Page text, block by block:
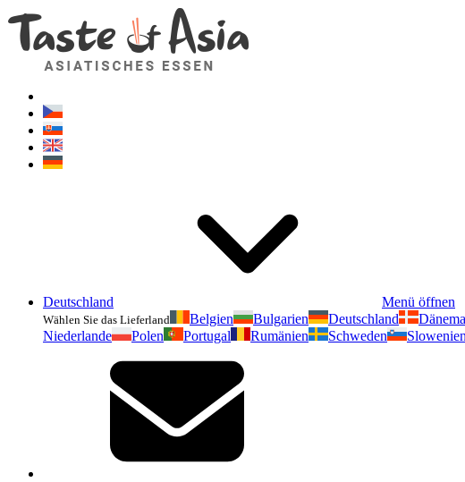
Deutschland Menü öffnen
Wählen Sie das Lieferland Belgien Bulgarien Deutschland
Niederlande
Polen Portugal Rumänien Schweden Slowenien